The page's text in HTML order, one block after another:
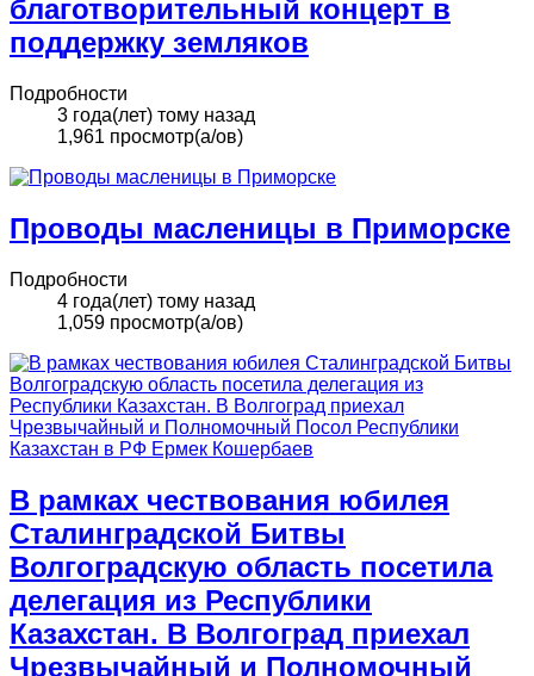
благотворительный концерт в
поддержку земляков
Подробности
3 года(лет) тому назад
1,961 просмотр(а/ов)
Проводы масленицы в Приморске
Подробности
4 года(лет) тому назад
1,059 просмотр(а/ов)
В рамках чествования юбилея
Сталинградской Битвы
Волгоградскую область посетила
делегация из Республики
Казахстан. В Волгоград приехал
Чрезвычайный и Полномочный